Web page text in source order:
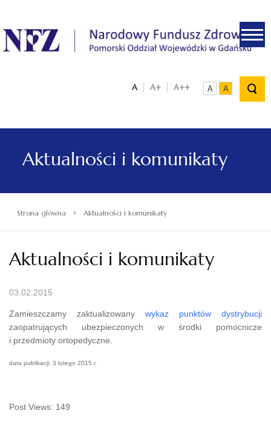
.
A A+ A++ A A
Aktualności i komunikaty
Strona główna › Aktualności i komunikaty
Aktualności i komunikaty
03.02.2015
Zamieszczamy zaktualizowany wykaz punktów dystrybucji
zaopatrujących ubezpieczonych w środki pomocnicze
i przedmioty ortopedyczne.
data publikacji: 3 lutego 2015 r.
Post Views: 149